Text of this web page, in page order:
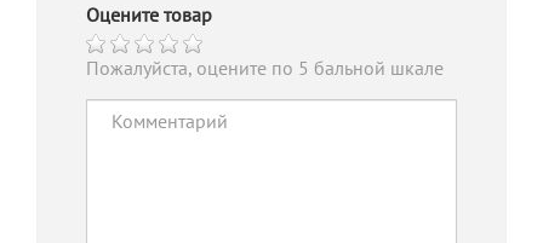
Оцените товар
Пожалуйста, оцените по 5 бальной шкале